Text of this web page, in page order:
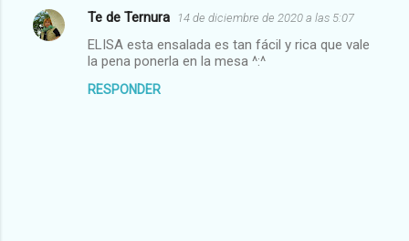
t
a
Te de Ternura 14 de diciembre de 2020 a las 5:07
ELISA esta ensalada es tan fácil y rica que vale
la pena ponerla en la mesa ^:^
RESPONDER